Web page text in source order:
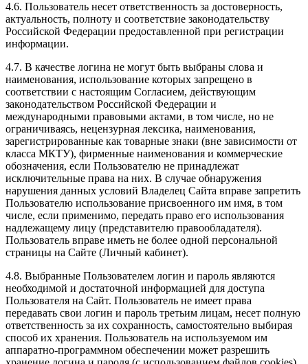
4.6. Пользователь несет ответственность за достоверность,
актуальность, полноту и соответствие законодательству
Российской Федерации предоставленной при регистрации
информации.
4.7. В качестве логина не могут быть выбраны слова и
наименования, использование которых запрещено в
соответствии с настоящим Согласием, действующим
законодательством Российской Федерации и
международными правовыми актами, в том числе, но не
ограничиваясь, нецензурная лексика, наименования,
зарегистрированные как товарные знаки (вне зависимости от
класса МКТУ), фирменные наименования и коммерческие
обозначения, если Пользователю не принадлежат
исключительные права на них. В случае обнаружения
нарушения данных условий Владелец Сайта вправе запретить
Пользователю использование присвоенного им имя, в том
числе, если применимо, передать право его использования
надлежащему лицу (представителю правообладателя).
Пользователь вправе иметь не более одной персональной
страницы на Сайте (Личный кабинет).
4.8. Выбранные Пользователем логин и пароль являются
необходимой и достаточной информацией для доступа
Пользователя на Сайт. Пользователь не имеет права
передавать свои логин и пароль третьим лицам, несет полную
ответственность за их сохранность, самостоятельно выбирая
способ их хранения. Пользователь на используемом им
аппаратно-программном обеспечении может разрешить